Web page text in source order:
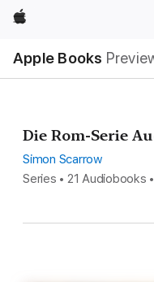
Apple
Apple Books
Nav
Open
Menu
Die Rom-Serie
Simon Scarrow
Series • 21 Audiobooks